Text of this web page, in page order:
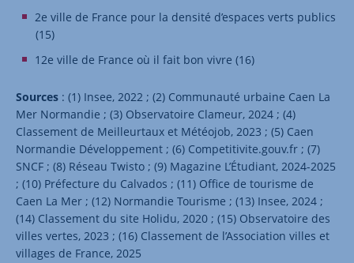
2e ville de France pour la densité d’espaces verts publics
(15)
12e ville de France où il fait bon vivre (16)
Sources : (1) Insee, 2022 ; (2) Communauté urbaine Caen La
Mer Normandie ; (3) Observatoire Clameur, 2024 ; (4)
Classement de Meilleurtaux et Météojob, 2023 ; (5) Caen
Normandie Développement ; (6) Competitivite.gouv.fr ; (7)
SNCF ; (8) Réseau Twisto ; (9) Magazine L’Étudiant, 2024-2025
; (10) Préfecture du Calvados ; (11) Office de tourisme de
Caen La Mer ; (12) Normandie Tourisme ; (13) Insee, 2024 ;
(14) Classement du site Holidu, 2020 ; (15) Observatoire des
villes vertes, 2023 ; (16) Classement de l’Association villes et
villages de France, 2025